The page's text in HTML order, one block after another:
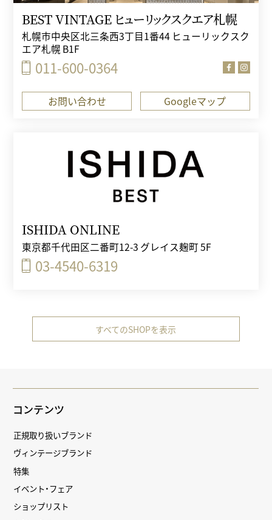
BEST VINTAGE ヒューリックスクエア札幌
札幌市中央区北三条西3丁目1番44 ヒューリックスク
エア札幌 B1F
011-600-0364
お問い合わせ Googleマップ
ISHIDA ONLINE
東京都千代田区二番町12-3 グレイス麹町 5F
03-4540-6319
すべてのSHOPを表示
コンテンツ
正規取り扱いブランド
ヴィンテージブランド
特集
イベント・フェア
ショップリスト